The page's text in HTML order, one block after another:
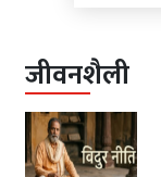
जीवनशैली